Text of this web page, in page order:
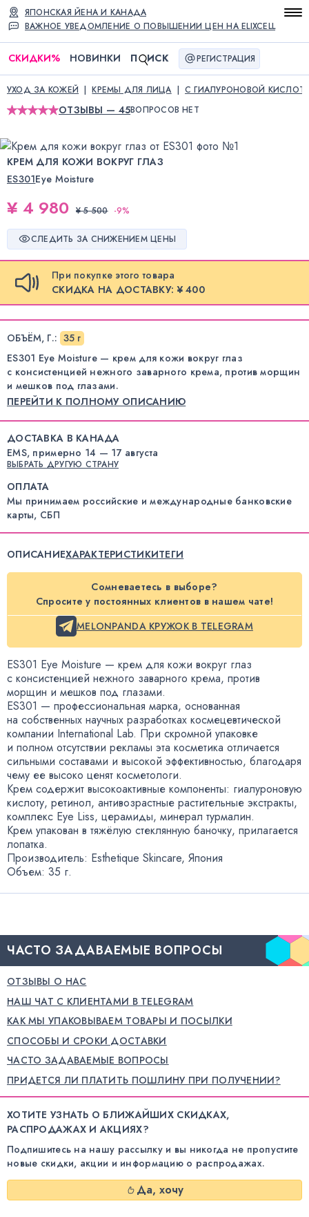
ВАЖНОЕ УВЕДОМЛЕНИЕ О ПОВЫШЕНИИ ЦЕН НА ELIXCELL
ЯПОНСКАЯ ЙЕНА И КАНАДА
СКИДКИ% НОВИНКИ П ИСК РЕГИСТРАЦИЯ
УХОД ЗА КОЖЕЙ КРЕМЫ ДЛЯ ЛИЦА С ГИАЛУРОНОВОЙ
ОТЗЫВЫ — 45ВОПРОСОВ НЕТ
КРЕМ ДЛЯ КОЖИ ВОКРУГ ГЛАЗ
ES301Eye Moisture
¥ 4 980 ¥ 5 500 -9%
СЛЕДИТЬ ЗА СНИЖЕНИЕМ ЦЕНЫ
При покупке этого товара
СКИДКА НА ДОСТАВКУ: ¥ 400
ОБЪЁМ, Г.: 35 г
ES301 Eye Moisture — крем для кожи вокруг глаз
с консистенцией нежного заварного крема, против морщин
и мешков под глазами.
ПЕРЕЙТИ К ПОЛНОМУ ОПИСАНИЮ
ДОСТАВКА В КАНАДА
EMS, примерно 14 — 17 августа
ВЫБРАТЬ ДРУГУЮ СТРАНУ
ОПЛАТА
Мы принимаем российские и международные банковские
карты, СБП
ОПИСАНИЕХАРАКТЕРИСТИКИТЕГИ
Сомневаетесь в выборе?
Спросите у постоянных клиентов в нашем чате!
MELONPANDA КРУЖОК В TELEGRAM
ES301 Eye Moisture — крем для кожи вокруг глаз
с консистенцией нежного заварного крема, против
морщин и мешков под глазами.
ES301 — профессиональная марка, основанная
на собственных научных разработках космецевтической
компании International Lab. При скромной упаковке
и полном отсутствии рекламы эта косметика отличается
сильными составами и высокой эффективностью, благодаря
чему ее высоко ценят косметологи.
Крем содержит высокоактивные компоненты: гиалуроновую
кислоту, ретинол, антивозрастные растительные экстракты,
комплекс Eye Liss, церамиды, минерал турмалин.
Крем упакован в тяжёлую стеклянную баночку, прилагается
лопатка.
Производитель: Esthetique Skincare, Япония
Объем: 35 г.
ЧАСТО ЗАДАВАЕМЫЕ ВОПРОСЫ
ОТЗЫВЫ О НАС
НАШ ЧАТ С КЛИЕНТАМИ В TELEGRAM
КАК МЫ УПАКОВЫВАЕМ ТОВАРЫ И ПОСЫЛКИ
СПОСОБЫ И СРОКИ ДОСТАВКИ
ЧАСТО ЗАДАВАЕМЫЕ ВОПРОСЫ
ПРИДЕТСЯ ЛИ ПЛАТИТЬ ПОШЛИНУ ПРИ ПОЛУЧЕНИИ?
ХОТИТЕ УЗНАТЬ О БЛИЖАЙШИХ СКИДКАХ,
РАСПРОДАЖАХ И АКЦИЯХ?
Подпишитесь на нашу рассылку и вы никогда не пропустите
новые скидки, акции и информацию о распродажах.
Да, хочу